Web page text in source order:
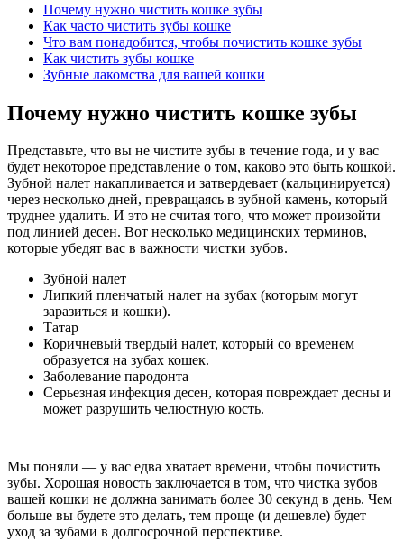
Почему нужно чистить кошке зубы
Как часто чистить зубы кошке
Что вам понадобится, чтобы почистить кошке зубы
Как чистить зубы кошке
Зубные лакомства для вашей кошки
Почему нужно чистить кошке зубы
Представьте, что вы не чистите зубы в течение года, и у вас
будет некоторое представление о том, каково это быть кошкой.
Зубной налет накапливается и затвердевает (кальцинируется)
через несколько дней, превращаясь в зубной камень, который
труднее удалить. И это не считая того, что может произойти
под линией десен. Вот несколько медицинских терминов,
которые убедят вас в важности чистки зубов.
Зубной налет
Липкий пленчатый налет на зубах (которым могут
заразиться и кошки).
Татар
Коричневый твердый налет, который со временем
образуется на зубах кошек.
Заболевание пародонта
Серьезная инфекция десен, которая повреждает десны и
может разрушить челюстную кость.
Мы поняли — у вас едва хватает времени, чтобы почистить
зубы. Хорошая новость заключается в том, что чистка зубов
вашей кошки не должна занимать более 30 секунд в день. Чем
больше вы будете это делать, тем проще (и дешевле) будет
уход за зубами в долгосрочной перспективе.